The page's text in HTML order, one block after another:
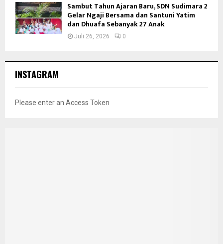
Sambut Tahun Ajaran Baru, SDN Sudimara 2
Gelar Ngaji Bersama dan Santuni Yatim
dan Dhuafa Sebanyak 27 Anak
Juli 26, 2026 0
INSTAGRAM
Please enter an Access Token